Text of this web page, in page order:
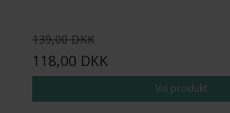
139,00 DKK
118,00 DKK
Vis produkt